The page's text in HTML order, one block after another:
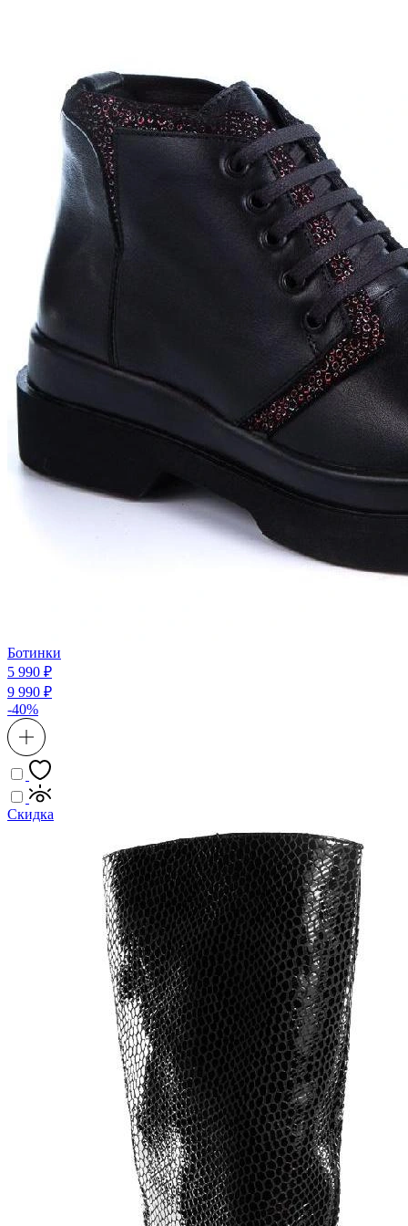
Ботинки
5 990 ₽
9 990 ₽
-40%
Скидка